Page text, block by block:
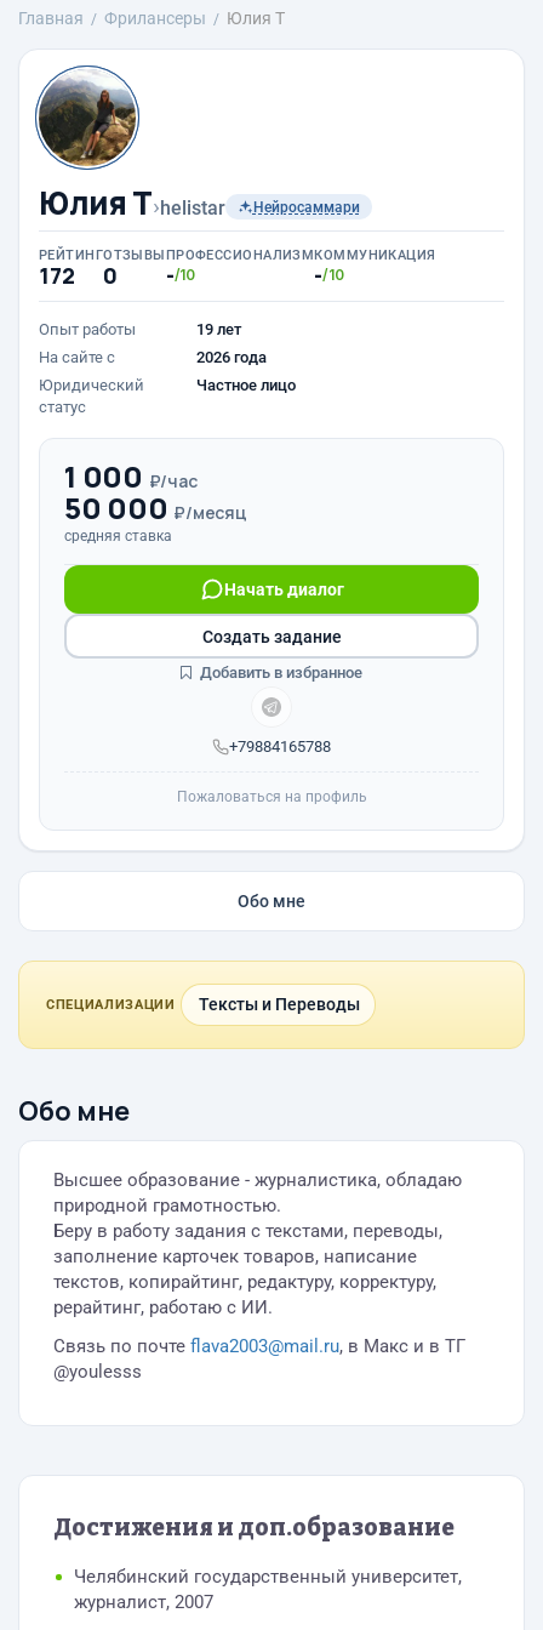
Главная Фрилансеры Юлия Т
Юлия Т›helistar Нейросаммари
РЕЙТИНГ
172
ОТЗЫВЫ
0
ПРОФЕССИОНАЛИЗМ
-/10
КОММУНИКАЦИЯ
-/10
Опыт работы
19 лет
На сайте с
2026 года
Юридический
статус
Частное лицо
1 000 ₽/час
50 000 ₽/месяц
средняя ставка
+79884165788
Начать диалог
Создать задание
Добавить в избранное
Пожаловаться на профиль
Обо мне
СПЕЦИАЛИЗАЦИИ Тексты и Переводы
Обо мне
Высшее образование - журналистика, обладаю
природной грамотностью.
Беру в работу задания с текстами, переводы,
заполнение карточек товаров, написание
текстов, копирайтинг, редактуру, корректуру,
рерайтинг, работаю с ИИ.
Cвязь по почте flava2003@mail.ru, в Макс и в ТГ
@youlesss
Достижения и доп.образование
Челябинский государственный университет,
журналист, 2007